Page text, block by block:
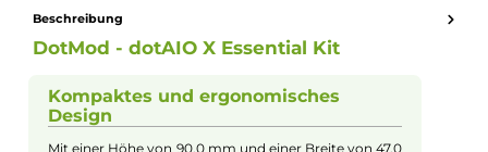
Akkuplätze:
1 Slot
Display:
LED Monochrom
Eigenschaften: Chic & Modisch, High-End Gerät
Farbfamilie:
Grau
Füllvolumen:
4ml